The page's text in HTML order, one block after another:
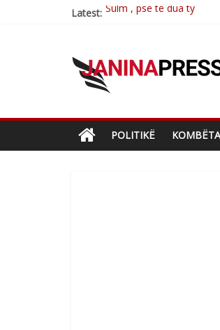
Latest: Postim me vlera nga
Brahim Çekaj njē
POLITIKË